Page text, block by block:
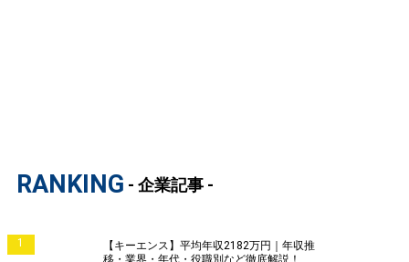
RANKING - 企業記事 -
1
【キーエンス】平均年収2182万円｜年収推